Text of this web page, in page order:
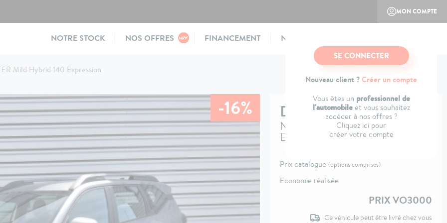
MON COMPTE
SE CONNECTER
Nouveau client ?Créer un compte
Vous êtes un professionnel de
l'automobileet vous souhaitez
accéder à nos offres ?
Cliquez ici pour
créer votre compte
Main
NOTRE STOCK NOS OFFRES FINANCEMENT NOTRE CONCEPT
Mild Hybrid 140 Expression
-16% DACIABIGSTER
Nouveau Mild Hybrid 140
Expression
Prix catalogue (options comprises)
Economie réalisée
PRIX VO3000
Ce véhicule peut être livré chez vous